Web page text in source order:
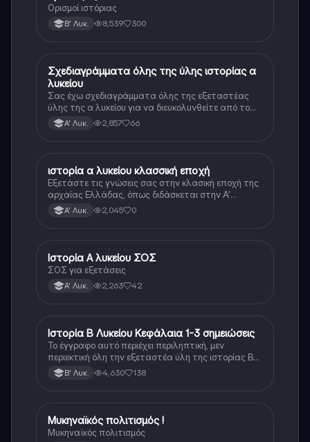
Ορισμοί ιστόριας
Β' Λυκ. 8,539 300
Ιστορία
Σχεδιαγράμματα όλης της ύλης ιστορίας α
λυκείου
Σας έχω σχεδιαγράμματα όλης της εξεταστέας
ύλης της α λυκείου για να διευκολυνθείτε από το
τεράστιο βάρος του βιβλίου
Α' Λυκ. 2,857 66
Ιστορία
ιστορία α λυκείου κλασσική εποχή
Εξετάστε τις γνώσεις σας στην κλασική εποχή της
αρχαίας Ελλάδας, όπως διδάσκεται στην Α'
Λυκείου.Α' Λυκ. 2,045 0
Ιστορία
Ιστορία Α λυκείου ΣΟΣ
ΣΟΣ για εξετάσεις
Α' Λυκ. 2,263 42
Ιστορία
Ιστορία Β Λυκείου Κεφάλαια 1-3 σημειώσεις
Το έγγραφο αυτό περιέχει περιληπτική, μεν
περιεκτική όλη την εξεταστέα ύλη της ιστορίας Β
λυκείου για τα πρώτα 3 Κεφάλαια, δηλαδή την
μισή ύλη. Το έγγραφο έχει γραφτεί με προσοχή και
Β' Λυκ. 4,630 138
Ιστορία
Μυκηναϊκός πολιτισμός !
Μυκηναϊκός πολιτισμός